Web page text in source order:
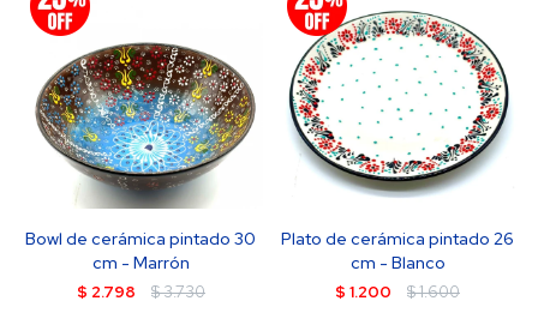
Bowl de cerámica pintado 30
cm - Marrón
$ 2.798 $3.730
Plato de cerámica pintado 26
cm - Blanco
$ 1.200 $1.600